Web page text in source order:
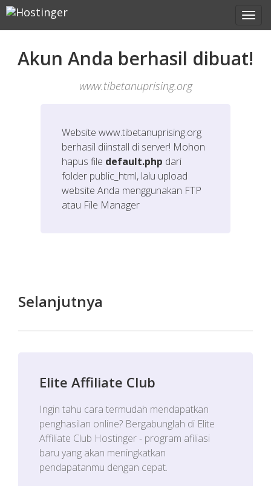
Akun Anda berhasil dibuat!
www.tibetanuprising.org
Websitewww.tibetanuprising.org
berhasil diinstall di server! Mohon
hapus file default.php dari
folder public_html, lalu upload
website Anda menggunakan FTP
atau File Manager
Selanjutnya
Elite Affiliate Club
Ingin tahu cara termudah mendapatkan
penghasilan online? Bergabunglah di Elite
Affiliate Club Hostinger - program afiliasi
baru yang akan meningkatkan
pendapatanmu dengan cepat.